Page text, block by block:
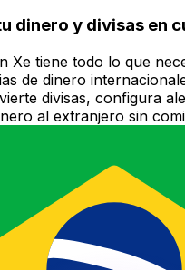
dinero y divisas en
Xe tiene todo lo que
de dinero
divisas, configura
al extranjero sin